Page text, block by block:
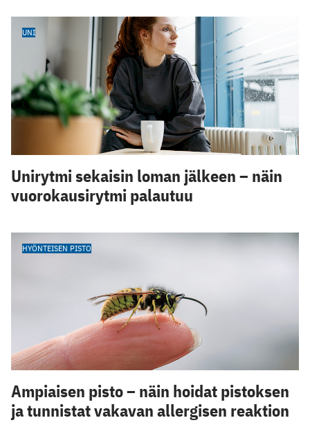
UNI
Unirytmi sekaisin loman jälkeen – näin
vuorokausirytmi palautuu
HYÖNTEISEN PISTO
Ampiaisen pisto – näin hoidat pistoksen
ja tunnistat vakavan allergisen reaktion